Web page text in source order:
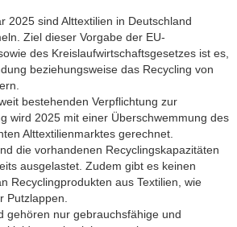
2025 sind Alttextilien in Deutschland
Ziel dieser Vorgabe der EU-
des Kreislaufwirtschaftsgesetzes ist es,
beziehungsweise das Recycling von
bestehenden Verpflichtung zur
wird 2025 mit einer Überschwemmung des
Alttextilienmarktes gerechnet.
die vorhandenen Recyclingskapazitäten
ausgelastet. Zudem gibt es keinen
Recyclingprodukten aus Textilien, wie
Putzlappen.
gehören nur gebrauchsfähige und